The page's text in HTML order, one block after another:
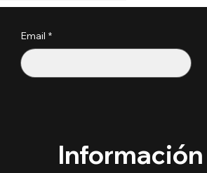
por estos
Email *